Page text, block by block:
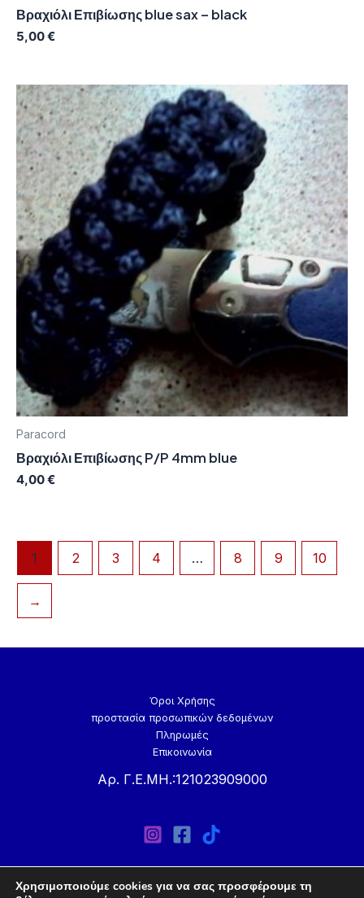
Βραχιόλι Επιβίωσης blue sax – black
5,00€
Paracord
Βραχιόλι Επιβίωσης P/P 4mm blue
4,00€
1 2 3 4 … 8 9 10
→
Όροι Χρήσης
προστασία προσωπικών δεδομένων
Πληρωμές
Επικοινωνία
Αρ. Γ.Ε.ΜΗ.:121023909000
Χρησιμοποιούμε cookies για να σας προσφέρουμε τη